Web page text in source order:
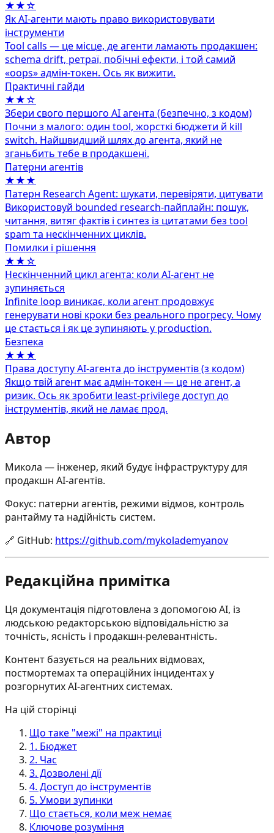
★★☆
Як AI-агенти мають право використовувати
інструменти
Tool calls — це місце, де агенти ламають продакшен:
schema drift, ретраї, побічні ефекти, і той самий
«oops» адмін‑токен. Ось як вижити.
Практичні гайди
★★☆
Збери свого першого AI агента (безпечно, з кодом)
Почни з малого: один tool, жорсткі бюджети й kill
switch. Найшвидший шлях до агента, який не
зганьбить тебе в продакшені.
Патерни агентів
★★★
Патерн Research Agent: шукати, перевіряти, цитувати
Використовуй bounded research-пайплайн: пошук,
читання, витяг фактів і синтез із цитатами без tool
spam та нескінченних циклів.
Помилки і рішення
★★☆
Нескінченний цикл агента: коли AI-агент не
зупиняється
Infinite loop виникає, коли агент продовжує
генерувати нові кроки без реального прогресу. Чому
це стається і як це зупиняють у production.
Безпека
★★★
Права доступу AI‑агента до інструментів (з кодом)
Якщо твій агент має адмін‑токен — це не агент, а
ризик. Ось як зробити least‑privilege доступ до
інструментів, який не ламає прод.
Автор
Микола — інженер, який будує інфраструктуру для
продакшн AI-агентів.
Фокус: патерни агентів, режими відмов, контроль
рантайму та надійність систем.
🔗 GitHub: https://github.com/mykolademyanov
Редакційна примітка
Ця документація підготовлена з допомогою AI, із
людською редакторською відповідальністю за
точність, ясність і продакшн-релевантність.
Контент базується на реальних відмовах,
постмортемах та операційних інцидентах у
розгорнутих AI-агентних системах.
На цій сторінці
Що таке "межі" на практиці
1. Бюджет
2. Час
3. Дозволені дії
4. Доступ до інструментів
5. Умови зупинки
Що стається, коли меж немає
Ключове розуміння